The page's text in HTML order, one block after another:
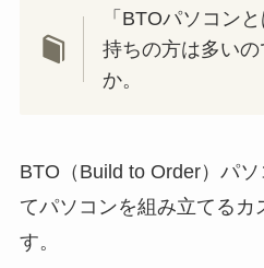
「BTOパソコン
持ちの方は多い
か。
BTO（Build to Order）パ
てパソコンを組み立てるカ
す。